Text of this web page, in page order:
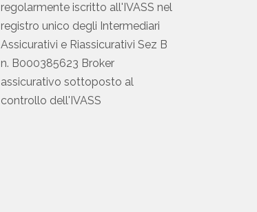
regolarmente iscritto all'IVASS nel
registro unico degli Intermediari
Assicurativi e Riassicurativi Sez B
n. B000385623 Broker
assicurativo sottoposto al
controllo dell'IVASS